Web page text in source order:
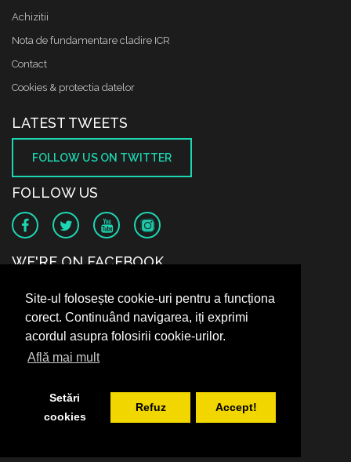
Site-ul folosește cookie-uri pentru a funcționa
corect. Continuând navigarea, iți exprimi
acordul asupra folosirii cookie-urilor.
Află mai mult
Setări
cookies
Refuz Accept!
Achizitii
Nota de fundamentare cladire ICR
Contact
Cookies & protectia datelor
LATEST TWEETS
FOLLOW US ON TWITTER
FOLLOW US
WE'RE ON FACEBOOK